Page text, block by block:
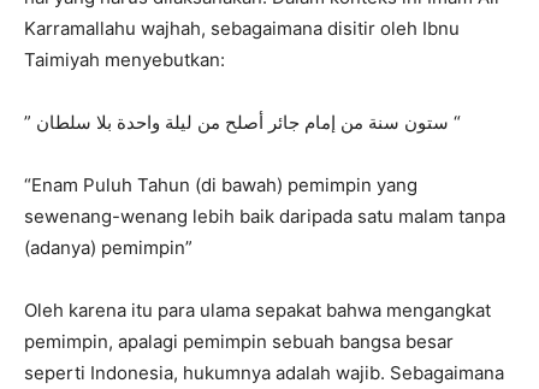
Karramallahu wajhah, sebagaimana disitir oleh Ibnu
Taimiyah menyebutkan:
” ستون سنة من إمام جائر أصلح من ليلة واحدة بلا سلطان “
“Enam Puluh Tahun (di bawah) pemimpin yang
sewenang-wenang lebih baik daripada satu malam tanpa
(adanya) pemimpin”
Oleh karena itu para ulama sepakat bahwa mengangkat
pemimpin, apalagi pemimpin sebuah bangsa besar
seperti Indonesia, hukumnya adalah wajib. Sebagaimana